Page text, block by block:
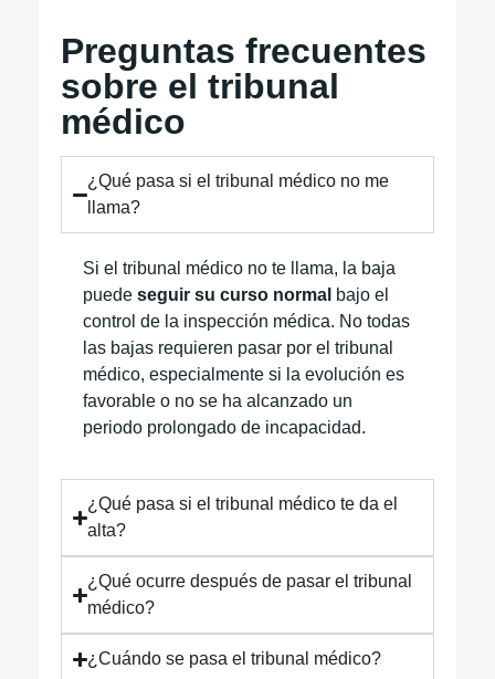
Preguntas frecuentes
sobre el tribunal
médico
¿Qué pasa si el tribunal médico no me
llama?
Si el tribunal médico no te llama, la baja
puede seguir su curso normal bajo el
control de la inspección médica. No todas
las bajas requieren pasar por el tribunal
médico, especialmente si la evolución es
favorable o no se ha alcanzado un
periodo prolongado de incapacidad.
¿Qué pasa si el tribunal médico te da el
alta?
¿Qué ocurre después de pasar el tribunal
médico?
¿Cuándo se pasa el tribunal médico?